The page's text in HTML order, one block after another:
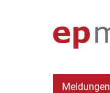
Meldungen